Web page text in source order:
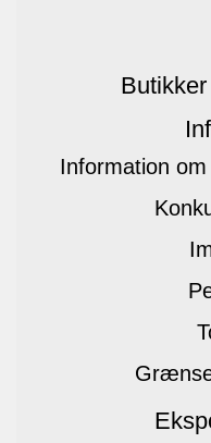
Information